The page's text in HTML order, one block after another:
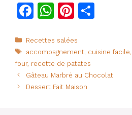
F
c
e
b
o
W
at
s
A
p
Pi
te
re
st
g
er
Catégories
Recettes salées
Étiquettes
accompagnement, cuisine facile,
four, recette de patates
Gâteau Marbré au Chocolat
Dessert Fait Maison